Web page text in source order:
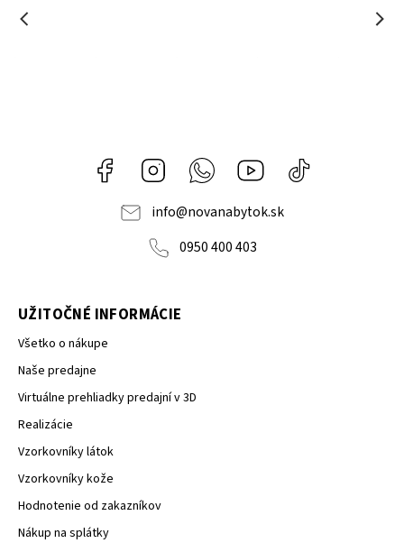
Facebook Instagram Whatsapp Youtube
nábytok
info@novanabytok.sk
0950 400 403
UŽITOČNÉ INFORMÁCIE
Všetko o nákupe
Naše predajne
Virtuálne prehliadky predajní v 3D
Realizácie
Vzorkovníky látok
Vzorkovníky kože
Hodnotenie od zakazníkov
Nákup na splátky